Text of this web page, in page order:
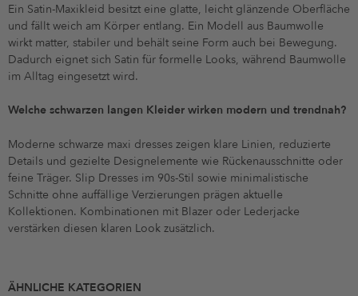
Ein Satin-Maxikleid besitzt eine glatte, leicht glänzende Oberfläche
und fällt weich am Körper entlang. Ein Modell aus Baumwolle
wirkt matter, stabiler und behält seine Form auch bei Bewegung.
Dadurch eignet sich Satin für formelle Looks, während Baumwolle
im Alltag eingesetzt wird.
Welche schwarzen langen Kleider wirken modern und trendnah?
Moderne schwarze maxi dresses zeigen klare Linien, reduzierte
Details und gezielte Designelemente wie Rückenausschnitte oder
feine Träger. Slip Dresses im 90s-Stil sowie minimalistische
Schnitte ohne auffällige Verzierungen prägen aktuelle
Kollektionen. Kombinationen mit Blazer oder Lederjacke
verstärken diesen klaren Look zusätzlich.
ÄHNLICHE KATEGORIEN